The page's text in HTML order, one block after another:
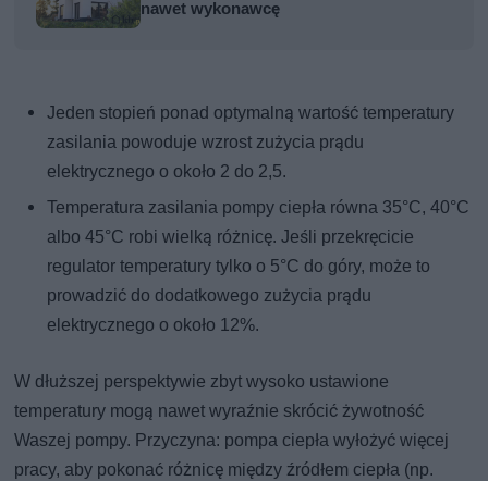
nawet wykonawcę
Jeden stopień ponad optymalną wartość temperatury
zasilania powoduje wzrost zużycia prądu
elektrycznego o około 2 do 2,5.
Temperatura zasilania pompy ciepła równa 35°C, 40°C
albo 45°C robi wielką różnicę. Jeśli przekręcicie
regulator temperatury tylko o 5°C do góry, może to
prowadzić do dodatkowego zużycia prądu
elektrycznego o około 12%.
W dłuższej perspektywie zbyt wysoko ustawione
temperatury mogą nawet wyraźnie skrócić żywotność
Waszej pompy. Przyczyna: pompa ciepła wyłożyć więcej
pracy, aby pokonać różnicę między źródłem ciepła (np.